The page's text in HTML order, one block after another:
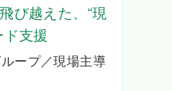
び越えた、“現
支援
ープ／現場主導